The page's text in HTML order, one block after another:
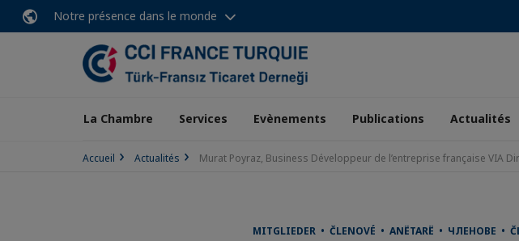
Notre présence dans le monde
La Chambre Services Evènements Publications Actualités
Accueil Actualités Murat Poyraz, Business Développeur de l’entreprise française VIA
MITGLIEDER • ČLENOVÉ • ANËTARË • ЧЛЕНОВЕ •